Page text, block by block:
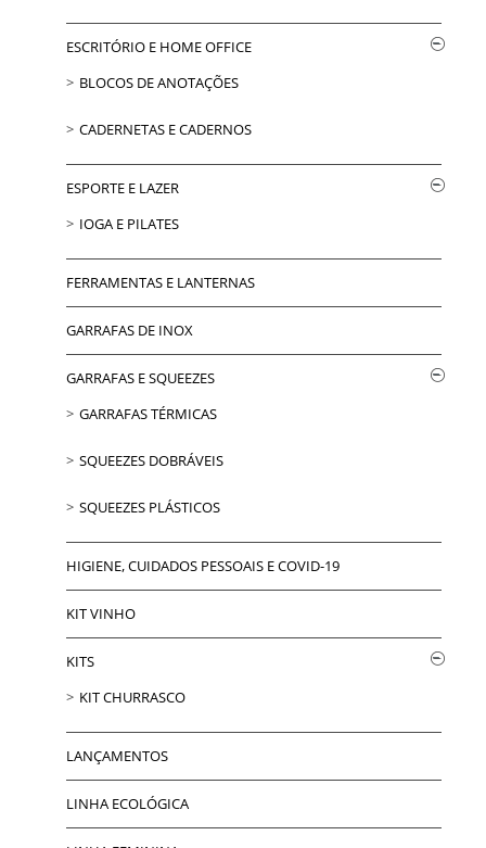
ESCRITÓRIO E HOME OFFICE
BLOCOS DE ANOTAÇÕES
CADERNETAS E CADERNOS
ESPORTE E LAZER
IOGA E PILATES
FERRAMENTAS E LANTERNAS
GARRAFAS DE INOX
GARRAFAS E SQUEEZES
GARRAFAS TÉRMICAS
SQUEEZES DOBRÁVEIS
SQUEEZES PLÁSTICOS
HIGIENE, CUIDADOS PESSOAIS E COVID-19
KIT VINHO
KITS
KIT CHURRASCO
LANÇAMENTOS
LINHA ECOLÓGICA